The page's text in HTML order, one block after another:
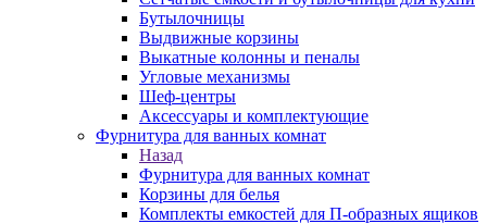
Бутылочницы
Выдвижные корзины
Выкатные колонны и пеналы
Угловые механизмы
Шеф-центры
Аксессуары и комплектующие
Фурнитура для ванных комнат
Назад
Фурнитура для ванных комнат
Корзины для белья
Комплекты емкостей для П-образных ящиков